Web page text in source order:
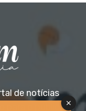
de notícias
para o público